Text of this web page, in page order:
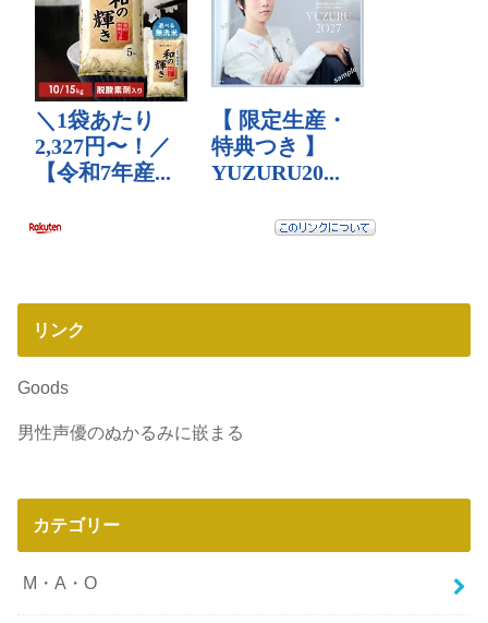
リンク
Goods
男性声優のぬかるみに嵌まる
カテゴリー
M・A・O